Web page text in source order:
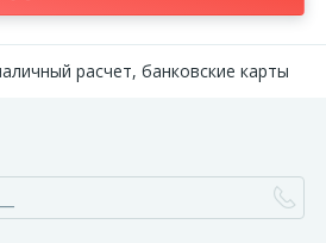
расчет, банковские карты